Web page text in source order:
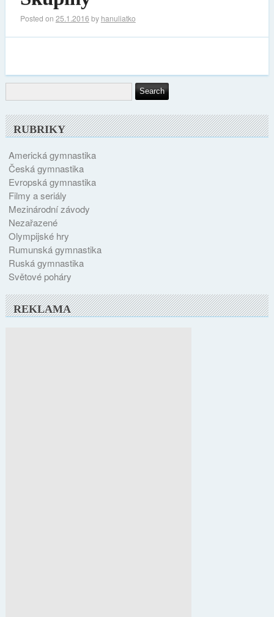
Posted on 25.1.2016 by hanuliatko
RUBRIKY
Americká gymnastika
Česká gymnastika
Evropská gymnastika
Filmy a seriály
Mezinárodní závody
Nezařazené
Olympijské hry
Rumunská gymnastika
Ruská gymnastika
Světové poháry
REKLAMA